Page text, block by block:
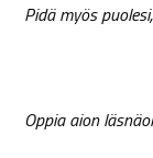
Pidä myös
Oppia aion